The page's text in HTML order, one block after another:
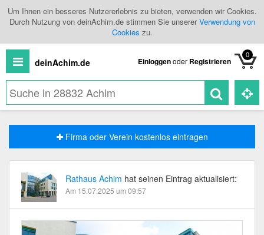
Um Ihnen ein besseres Nutzererlebnis zu bieten, verwenden wir Cookies.
Durch Nutzung von deinAchim.de stimmen Sie unsererVerwendung von
Cookies zu.
deinAchim.de Einloggenoder Registrieren
0
Shopping
Veranstaltungen
Branchenbuch
Firma oder Verein kostenlos eintragen
Rathaus Achim hat seinen Eintrag aktualisiert:
Am 15.07.2025 um 09:57